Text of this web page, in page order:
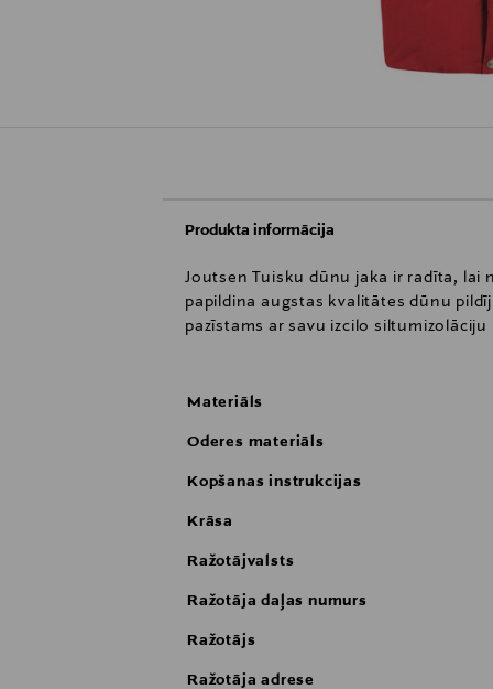
Produkta informācija
Joutsen Tuisku dūnu jaka ir radīta,
papildina augstas kvalitātes dūnu
pazīstams ar savu izcilo
Materiāls
Oderes materiāls
Kopšanas instrukcijas
Krāsa
Ražotājvalsts
Ražotāja daļas numurs
Ražotājs
Ražotāja adrese